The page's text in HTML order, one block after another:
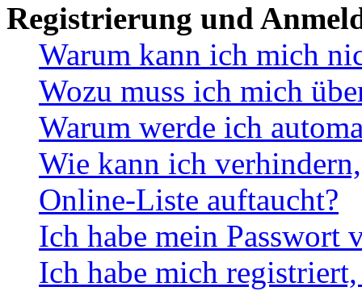
Registrierung und
Warum kann ich mich
Wozu muss ich mich
Warum werde ich
Wie kann ich
Online-Liste auftaucht?
Ich habe mein Passwort
Ich habe mich